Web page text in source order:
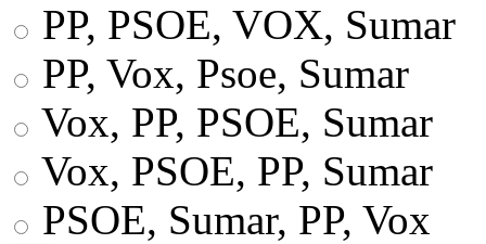
PP, PSOE, VOX, Sumar
PP, Vox, Psoe, Sumar
Vox, PP, PSOE, Sumar
Vox, PSOE, PP, Sumar
PSOE, Sumar, PP, Vox